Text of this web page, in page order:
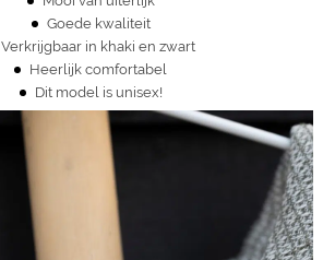
Goede kwaliteit
Verkrijgbaar in khaki en zwart
Heerlijk comfortabel
Dit model is unisex!